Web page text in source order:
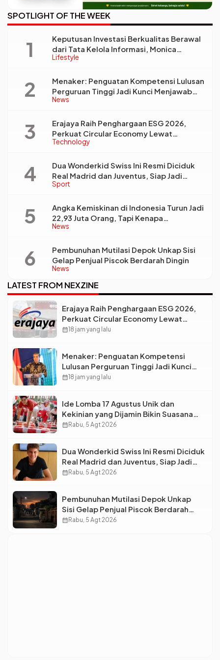
SPOTLIGHT OF THE WEEK
Lifestyle
Keputusan Investasi Berkualitas Berawal
dari Tata Kelola Informasi, Monica
Triyadi: Bukan Sekadar Analisis
News
Menaker: Penguatan Kompetensi Lulusan
Perguruan Tinggi Jadi Kunci Menjawab
Kebutuhan Dunia Kerja
Technology
Erajaya Raih Penghargaan ESG 2026,
Perkuat Circular Economy Lewat
Pengelolaan Limbah Berkelanjutan
Sport
Dua Wonderkid Swiss Ini Resmi Diciduk
Real Madrid dan Juventus, Siap Jadi
Bintang Baru Eropa
News
Angka Kemiskinan di Indonesia Turun Jadi
22,93 Juta Orang, Tapi Kenapa
Ketimpangan Desa dan Kota Malah Makin
News
Pembunuhan Mutilasi Depok Unkap Sisi
Gelap Penjual Piscok Berdarah Dingin
LATEST FROM NEXZINE
Erajaya Raih Penghargaan ESG 2026,
Perkuat Circular Economy Lewat
Pengelolaan Limbah Berkelanjutan
calendar_month18 jam yang lalu
Menaker: Penguatan Kompetensi
Lulusan Perguruan Tinggi Jadi Kunci
Menjawab Kebutuhan Dunia Kerja
calendar_month18 jam yang lalu
Ide Lomba 17 Agustus Unik dan
Kekinian yang Dijamin Bikin Suasana
Makin Pecah
calendar_month Rabu, 5 Agt 2026
Dua Wonderkid Swiss Ini Resmi Diciduk
Real Madrid dan Juventus, Siap Jadi
Bintang Baru Eropa
calendar_month Rabu, 5 Agt 2026
Pembunuhan Mutilasi Depok Unkap
Sisi Gelap Penjual Piscok Berdarah
Dingin
calendar_month Rabu, 5 Agt 2026